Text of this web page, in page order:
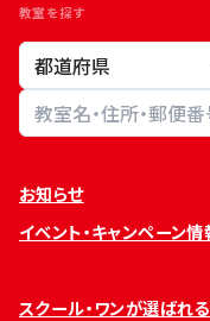
教室を探す
教室検索
お知らせ
イベント・キャンペーン情
スクール・ワンが選ばれ